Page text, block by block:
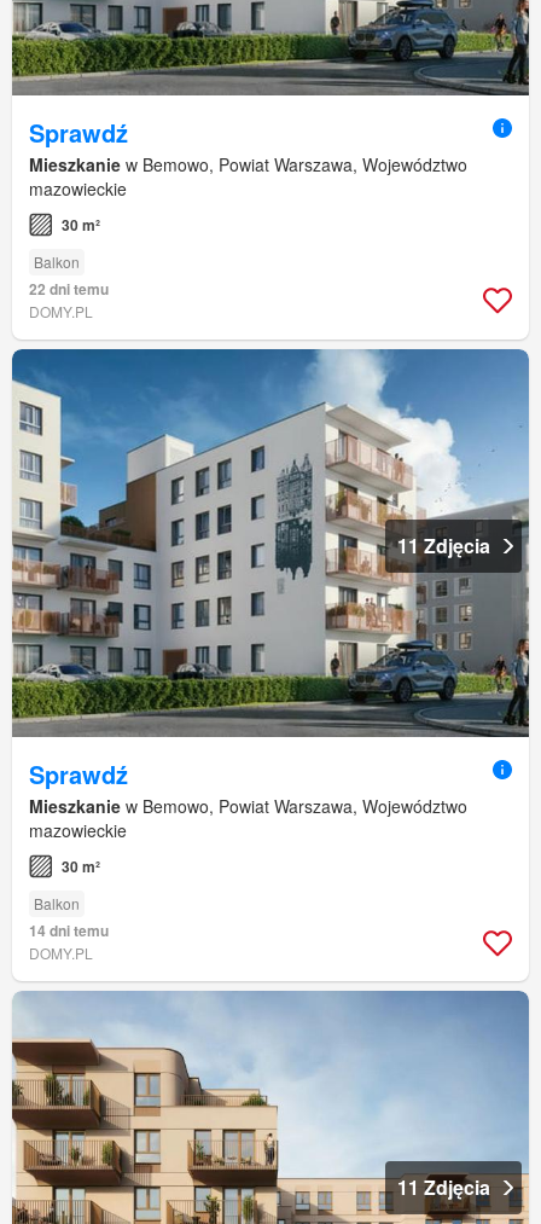
Sprawdź
Mieszkanie w Bemowo, Powiat Warszawa, Województwo
mazowieckie
30 m²
Balkon
22 dni temu
DOMY.PL
11 Zdjęcia
Sprawdź
Mieszkanie w Bemowo, Powiat Warszawa, Województwo
mazowieckie
30 m²
Balkon
14 dni temu
DOMY.PL
11 Zdjęcia